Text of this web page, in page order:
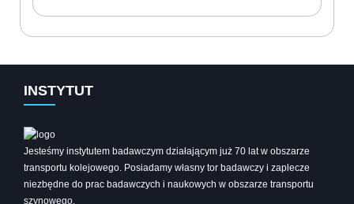
INSTYTUT
Jesteśmy instytutem badawczym działającym już 70 lat w obszarze
transportu kolejowego. Posiadamy własny tor badawczy i zaplecze
niezbędne do prac badawczych i naukowych w obszarze transportu
szynowego.